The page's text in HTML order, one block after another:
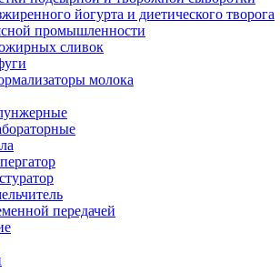
йогурта и диетического творога
промышленности
сливок
молока
передачей